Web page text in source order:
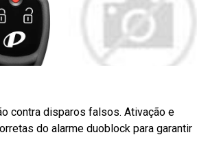
contra disparos falsos. Ativação e
do alarme duoblock para garantir